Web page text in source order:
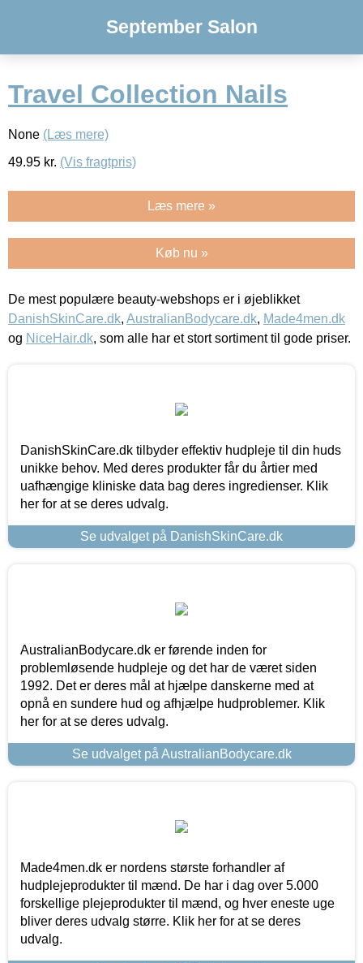
September Salon
Travel Collection Nails
None (Læs mere)
49.95 kr. (Vis fragtpris)
Læs mere »
Køb nu »
De mest populære beauty-webshops er i øjeblikket
DanishSkinCare.dk, AustralianBodycare.dk, Made4men.dk
og NiceHair.dk, som alle har et stort sortiment til gode priser.
DanishSkinCare.dk tilbyder effektiv hudpleje til din huds
unikke behov. Med deres produkter får du årtier med
uafhængige kliniske data bag deres ingredienser. Klik
her for at se deres udvalg.
Se udvalget på DanishSkinCare.dk
AustralianBodycare.dk er førende inden for
problemløsende hudpleje og det har de været siden
1992. Det er deres mål at hjælpe danskerne med at
opnå en sundere hud og afhjælpe hudproblemer. Klik
her for at se deres udvalg.
Se udvalget på AustralianBodycare.dk
Made4men.dk er nordens største forhandler af
hudplejeprodukter til mænd. De har i dag over 5.000
forskellige plejeprodukter til mænd, og hver eneste uge
bliver deres udvalg større. Klik her for at se deres
udvalg.